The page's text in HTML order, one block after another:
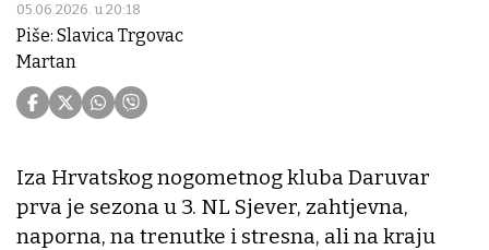
05.06.2026. u 20:18
Piše: Slavica Trgovac
Martan
Iza Hrvatskog nogometnog kluba Daruvar
prva je sezona u 3. NL Sjever, zahtjevna,
naporna, na trenutke i stresna, ali na kraju